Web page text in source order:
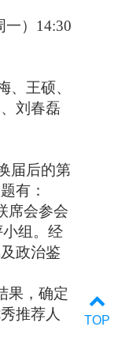
） 14:30
、王硕、
刘春磊
届后的第
有：
席会参会
小组。经
政治鉴
果，确定
推荐人
TOP